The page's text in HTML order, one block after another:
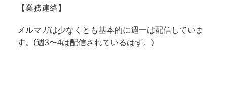
【業務連絡】
メルマガは少なくとも基本的に週一は配信していま
す。(週3〜4は配信されているはず。)